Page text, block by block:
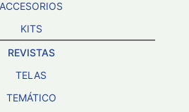
ACCESORIOS
KITS
REVISTAS
TELAS
TEMÁTICO